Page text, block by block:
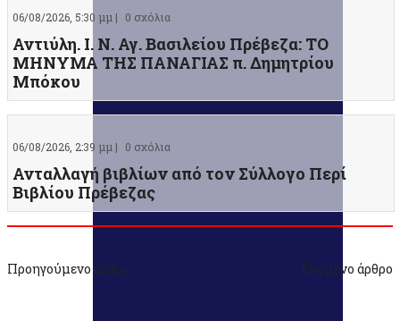
06/08/2026, 5:30 μμ | 0 σχόλια
Αντιύλη. Ι. Ν. Αγ. Βασιλείου Πρέβεζα: ΤΟ
ΜΗΝΥΜΑ ΤΗΣ ΠΑΝΑΓΙΑΣ π. Δημητρίου
Μπόκου
06/08/2026, 2:39 μμ | 0 σχόλια
Ανταλλαγή βιβλίων από τον Σύλλογο Περί
Βιβλίου Πρέβεζας
Προηγούμενο άρθρο Επόμενο άρθρο